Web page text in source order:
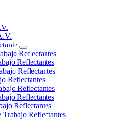
Reflectantes
Reflectantes
Reflectantes
Reflectantes
Reflectantes
Reflectantes
Reflectantes
Trabajo Reflectantes